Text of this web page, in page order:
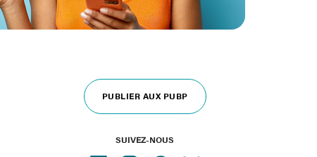
PUBLIER AUX PUBP
SUIVEZ-NOUS